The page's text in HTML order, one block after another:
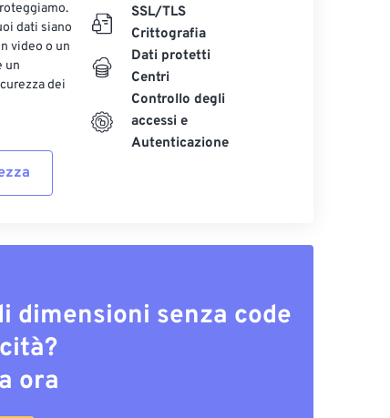
dati siano
video o un
un
dei
SSL/TLS
Crittografia
Dati protetti
Centri
Controllo degli
accessi e
Autenticazione
dimensioni senza code
ora